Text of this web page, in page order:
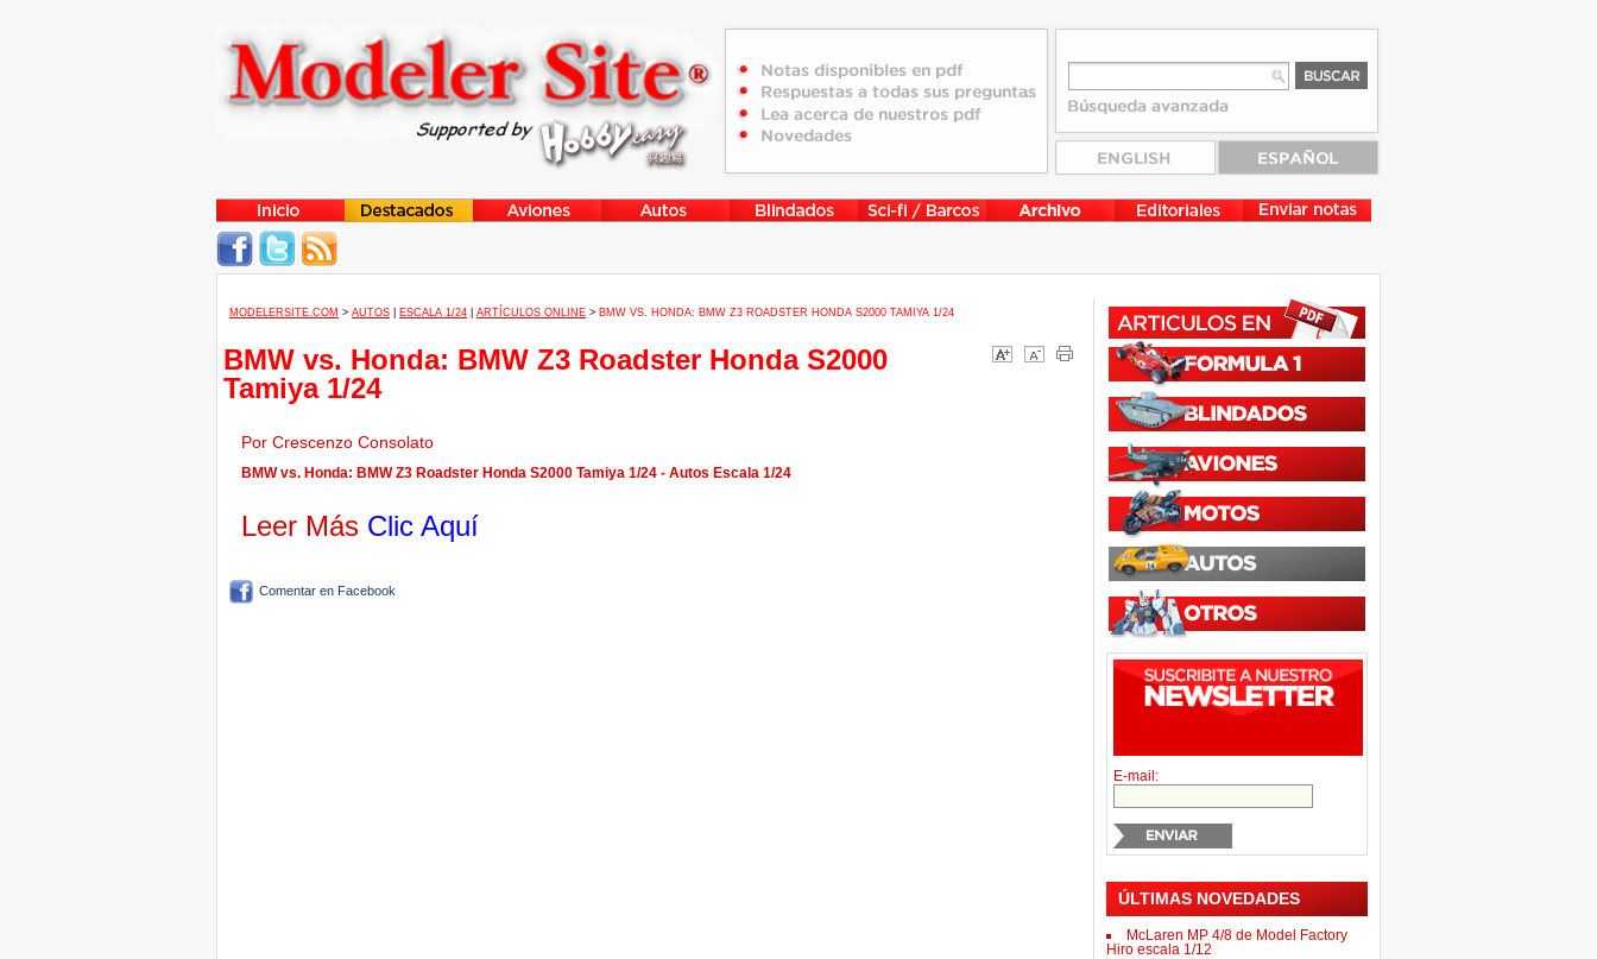
MODELERSITE.COM > AUTOS ESCALA 1/24 ARTÍCULOS ONLINE > BMW VS. HONDA: BMW Z3 ROADSTER HONDA S2000 TAMIYA 1/24
BMW vs. Honda: BMW Z3 Roadster Honda S2000
Tamiya 1/24
Por Crescenzo Consolato
BMW vs. Honda: BMW Z3 Roadster Honda S2000 Tamiya 1/24 - Autos Escala 1/24
Leer Más Clic Aquí
Comentar en Facebook
E-mail:
ÚLTIMAS NOVEDADES
McLaren MP 4/8 de Model Factory
Hiro escala 1/12